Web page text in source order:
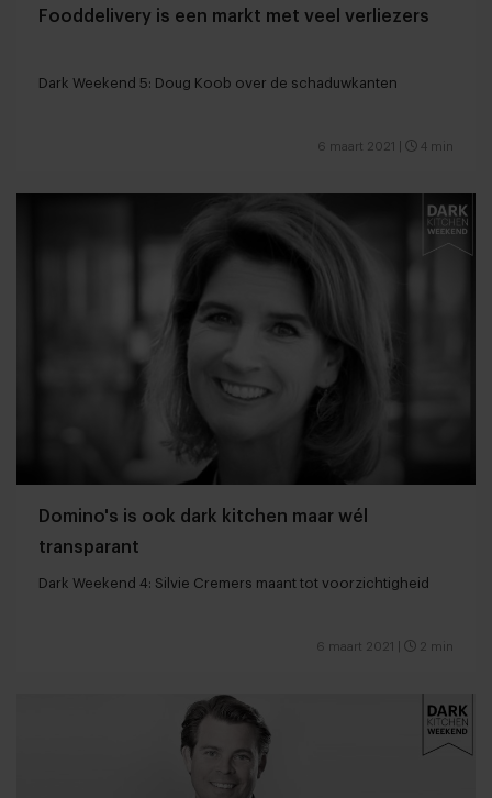
Fooddelivery is een markt met veel verliezers
Dark Weekend 5: Doug Koob over de schaduwkanten
6 maart 2021 4 min
Domino's is ook dark kitchen maar wél
transparant
Dark Weekend 4: Silvie Cremers maant tot voorzichtigheid
6 maart 2021 2 min